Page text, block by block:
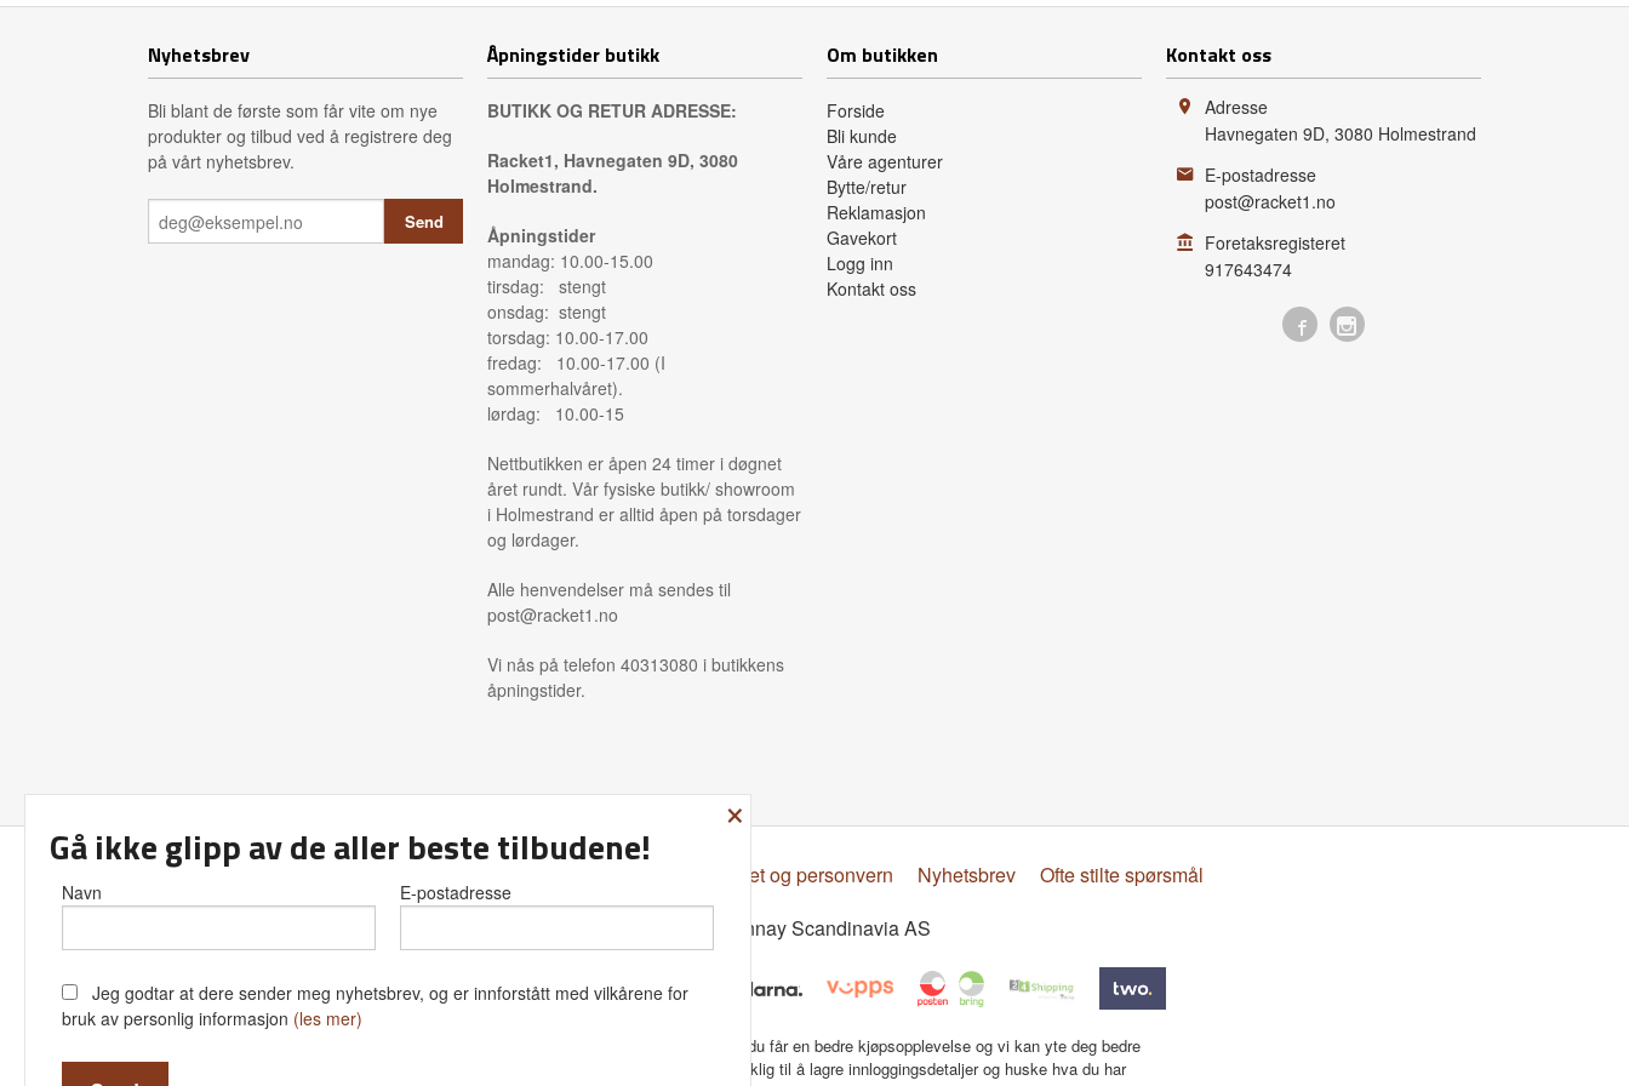
Nyhetsbrev
Bli blant de første som får vite om nye
produkter og tilbud ved å registrere deg
på vårt nyhetsbrev.
Åpningstider butikk
BUTIKK OG RETUR ADRESSE:
Racket1, Havnegaten 9D, 3080
Holmestrand.
Åpningstider
mandag: 10.00-15.00
tirsdag: stengt
onsdag: stengt
torsdag: 10.00-17.00
fredag: 10.00-17.00 (I
sommerhalvåret).
lørdag: 10.00-15
Nettbutikken er åpen 24 timer i døgnet
året rundt. Vår fysiske butikk/ showroom
i Holmestrand er alltid åpen på torsdager
og lørdager.
Alle henvendelser må sendes til
post@racket1.no
Vi nås på telefon 40313080 i butikkens
åpningstider.
Om butikken
Forside
Bli kunde
Våre agenturer
Bytte/retur
Reklamasjon
Gavekort
Logg inn
Kontakt oss
Kontakt oss
Adresse
Havnegaten 9D, 3080 Holmestrand
E-postadresse
post@racket1.no
Foretaksregisteret
917643474
Sikkerhet og personvern Nyhetsbrev
Ofte stilte spørsmål
© Donnay Scandinavia AS
Vår nettbutikk bruker cookies slik at du får en bedre kjøpsopplevelse og vi kan yte deg bedre
service. Vi bruker cookies hovedsaklig til å lagre innloggingsdetaljer og huske hva du har
×
Gå ikke glipp av de aller beste tilbudene!
Navn E-postadresse
Jeg godtar at dere sender meg nyhetsbrev, og er innforstått med vilkårene for
bruk av personlig informasjon (les mer)